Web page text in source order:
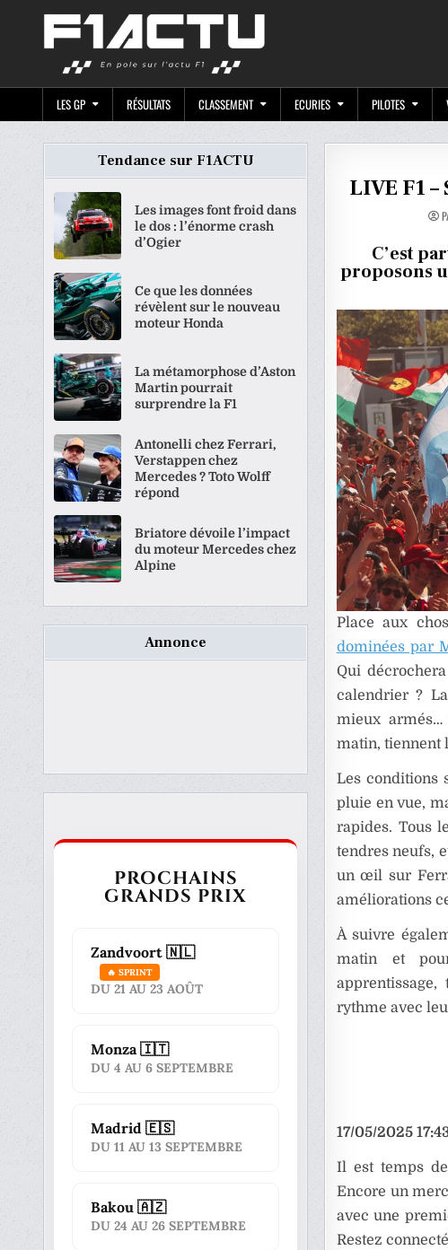
LES GP RÉSULTATS CLASSEMENT ECURIES PILOTES
LIVE F1
C’est
proposons
Place aux
dominées par
Qui
calendrier ?
mieux
matin, tiennent
Les conditions
pluie en vue,
rapides. Tous
tendres neufs,
un œil sur
améliorations
À suivre
matin et
rythme avec
17/05/2025
Il est temps
Encore un
avec une
Restez
Tendance sur F1ACTU
Les images font froid dans
le dos : l’énorme crash
d’Ogier
Ce que les données
révèlent sur le nouveau
moteur Honda
La métamorphose d’Aston
Martin pourrait
surprendre la F1
Antonelli chez Ferrari,
Verstappen chez
Mercedes ? Toto Wolff
répond
Briatore dévoile l’impact
du moteur Mercedes chez
Alpine
Annonce
PROCHAINS
GRANDS PRIX
Zandvoort 🇳🇱
🔥 SPRINT
DU 21 AU 23 AOÛT
Monza 🇮🇹
DU 4 AU 6 SEPTEMBRE
Madrid 🇪🇸
DU 11 AU 13 SEPTEMBRE
Bakou 🇦🇿
DU 24 AU 26 SEPTEMBRE